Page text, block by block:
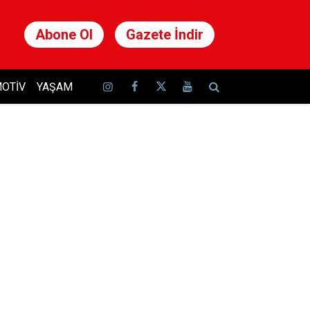
Abone Ol Gazete İndir
YAŞAM